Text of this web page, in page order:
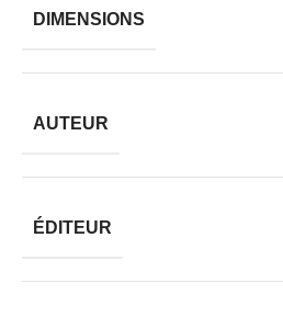
DIMENSIONS
AUTEUR
ÉDITEUR